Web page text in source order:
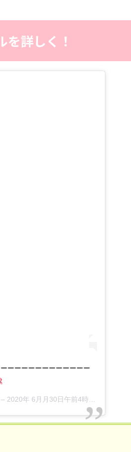
を詳しく！
ーーーーーーーーーーーー
2020年 6月月30日午前4時07分PDT